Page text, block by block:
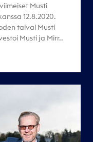
Musti
12.8.2020.
taival Musti
Musti ja Mirr..